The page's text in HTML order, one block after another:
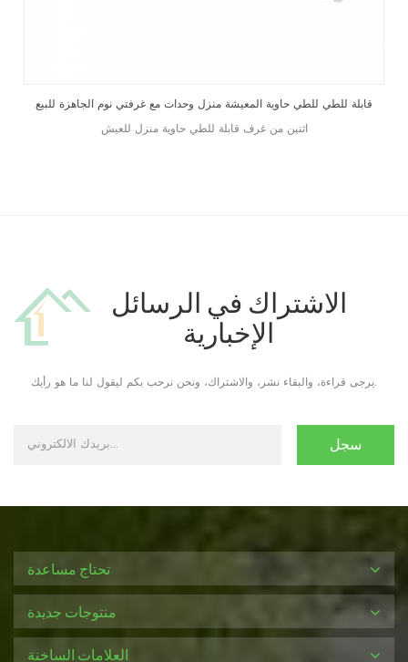
قابلة للطي للطي حاوية المعيشة منزل وحدات مع غرفتي نوم الجاهزة للبيع
اثنين من غرف قابلة للطي حاوية منزل للعيش
الاشتراك في الرسائل
الإخبارية
يرجى قراءة، والبقاء نشر، والاشتراك، ونحن نرحب بكم ليقول لنا ما هو رأيك.
تحتاج مساعدة
منتوجات جديدة
العلامات الساخنة